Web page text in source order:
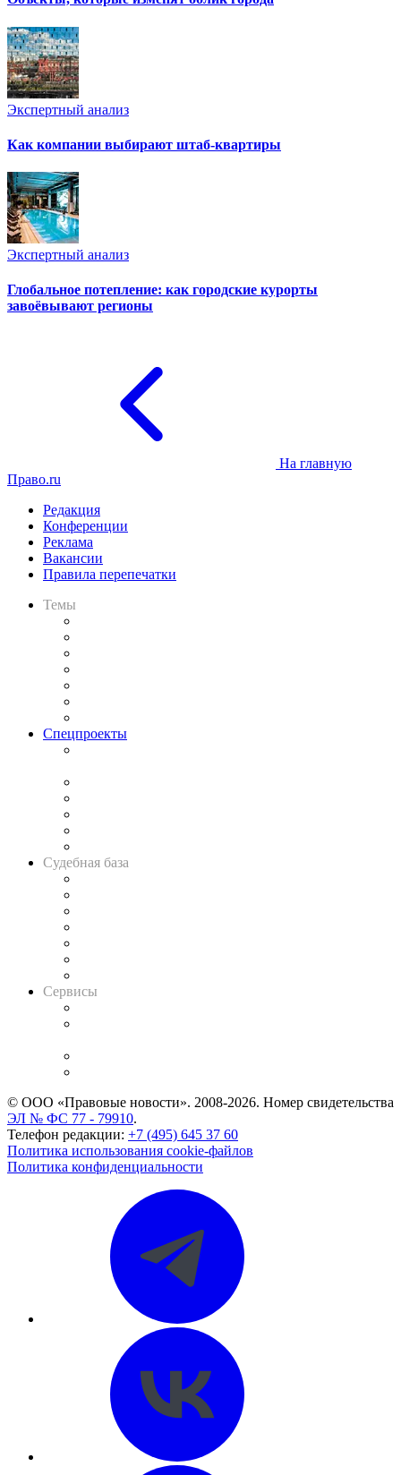
Экспертный анализ
Как компании выбирают штаб-квартиры
Экспертный анализ
Глобальное потепление: как городские курорты
завоёвывают регионы
На главную
Право.ru
Редакция
Конференции
Реклама
Вакансии
Правила перепечатки
Темы
Спецпроекты
Судебная база
Сервисы
© ООО «Правовые новости». 2008-2026. Номер свидетельства
ЭЛ № ФС 77 - 79910.
Телефон редакции: +7 (495) 645 37 60
Политика использования cookie-файлов
Политика конфиденциальности